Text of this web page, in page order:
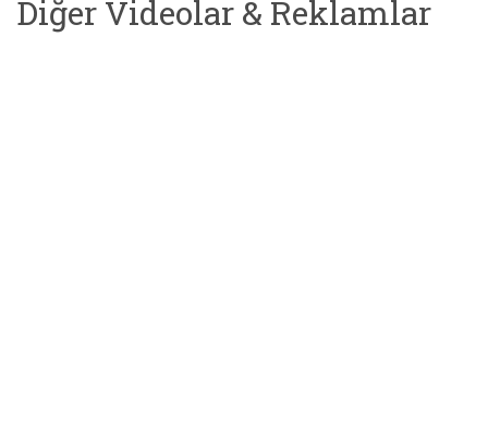
Diğer Videolar & Reklamlar